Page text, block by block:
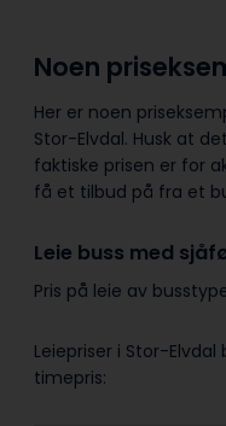
Noen
Her er noen
Stor-Elvdal. Husk at
faktiske prisen er for
få et tilbud på fra et
Leie buss med
Pris på leie av
Leiepriser i Stor-
timepris: